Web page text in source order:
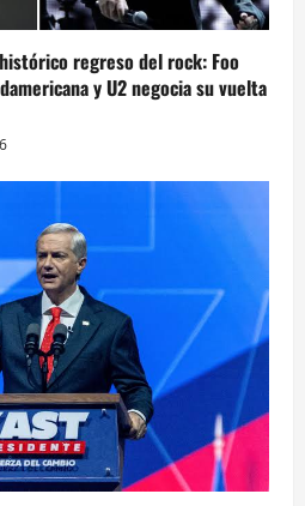
regreso del rock: Foo
y U2 negocia su vuelta